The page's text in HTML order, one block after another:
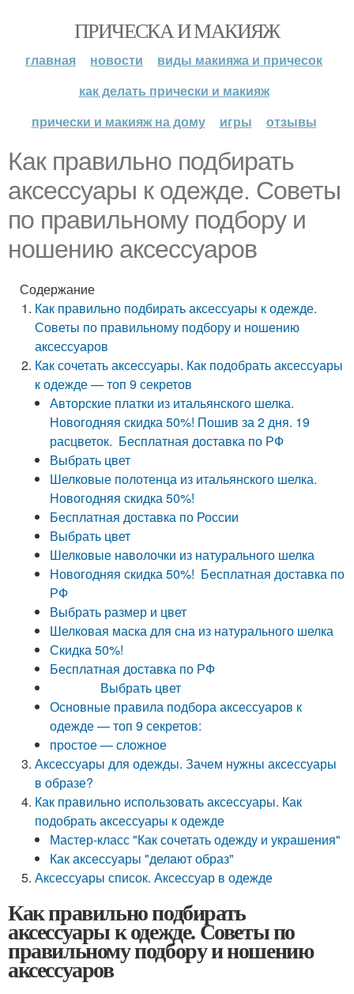
ПРИЧЕСКА И МАКИЯЖ
главная новости
виды макияжа и причесок
как делать прически и макияж
прически и макияж на дому
игры отзывы
Как правильно подбирать
аксессуары к одежде. Советы
по правильному подбору и
ношению аксессуаров
Содержание
Как правильно подбирать аксессуары к одежде.
Советы по правильному подбору и ношению
аксессуаров
Как сочетать аксессуары. Как подобрать аксессуары
к одежде — топ 9 секретов
Авторские платки из итальянского шелка.
Новогодняя скидка 50%! Пошив за 2 дня. 19
расцветок. Бесплатная доставка по РФ
Выбрать цвет
Шелковые полотенца из итальянского шелка.
Новогодняя скидка 50%!
Бесплатная доставка по России
Выбрать цвет
Шелковые наволочки из натурального шелка
Новогодняя скидка 50%! Бесплатная доставка по
РФ
Выбрать размер и цвет
Шелковая маска для сна из натурального шелка
Скидка 50%!
Бесплатная доставка по РФ
Выбрать цвет
Основные правила подбора аксессуаров к
одежде — топ 9 секретов:
простое — сложное
Аксессуары для одежды. Зачем нужны аксессуары
в образе?
Как правильно использовать аксессуары. Как
подобрать аксессуары к одежде
Мастер-класс "Как сочетать одежду и украшения"
Как аксессуары "делают образ"
Аксессуары список. Аксессуар в одежде
Как правильно подбирать
аксессуары к одежде. Советы по
правильному подбору и ношению
аксессуаров